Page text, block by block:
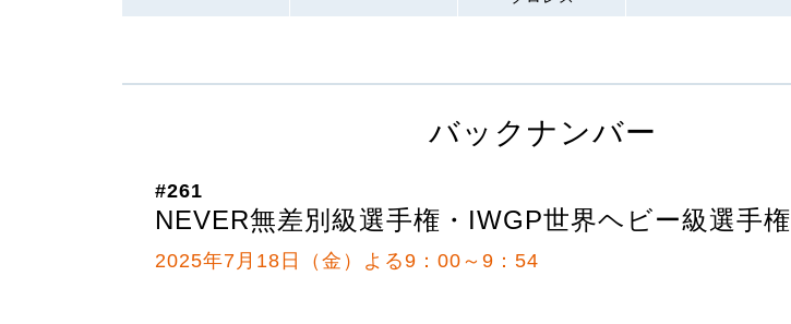
バックナンバー
#261
NEVER無差別級選手権・IWGP世界ヘビー級選手権
2025年7月18日（金）よる9：00～9：54